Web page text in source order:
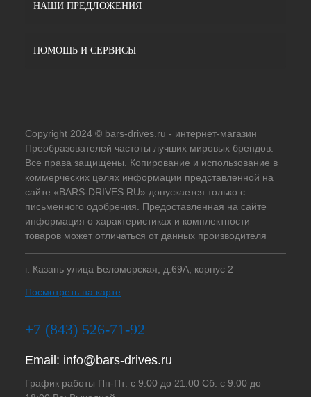
НАШИ ПРЕДЛОЖЕНИЯ
ПОМОЩЬ И СЕРВИСЫ
Copyright 2024 © bars-drives.ru - интернет-магазин
Преобразователей частоты лучших мировых брендов.
Все права защищены. Копирование и использование в
коммерческих целях информации представленной на
сайте «BARS-DRIVES.RU» допускается только с
письменного одобрения. Предоставленная на сайте
информация о характеристиках и комплектности
товаров может отличаться от данных производителя
г. Казань улица Беломорская, д.69А, корпус 2
Посмотреть на карте
+7 (843) 526-71-92
Email: info@bars-drives.ru
График работы Пн-Пт: с 9:00 до 21:00 Сб: с 9:00 до